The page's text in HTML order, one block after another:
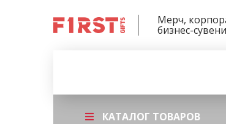
Мерч,
бизнес-
КАТАЛОГ ТОВАРОВ